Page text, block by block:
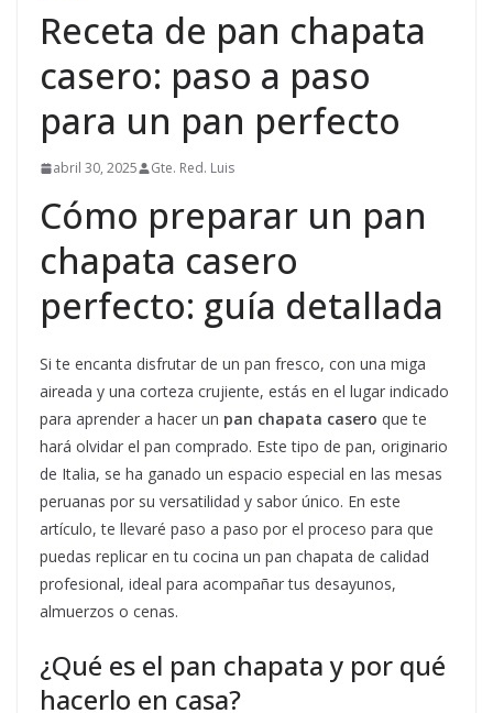
Receta de pan chapata
casero: paso a paso
para un pan perfecto
abril 30, 2025 Gte. Red. Luis
Cómo preparar un pan
chapata casero
perfecto: guía detallada
Si te encanta disfrutar de un pan fresco, con una miga
aireada y una corteza crujiente, estás en el lugar indicado
para aprender a hacer un pan chapata casero que te
hará olvidar el pan comprado. Este tipo de pan, originario
de Italia, se ha ganado un espacio especial en las mesas
peruanas por su versatilidad y sabor único. En este
artículo, te llevaré paso a paso por el proceso para que
puedas replicar en tu cocina un pan chapata de calidad
profesional, ideal para acompañar tus desayunos,
almuerzos o cenas.
¿Qué es el pan chapata y por qué
hacerlo en casa?